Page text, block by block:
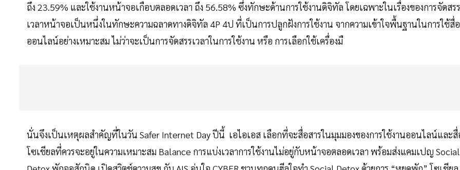
ถึง 23.59% และใช้งานหน้าจอเกือบตลอดเวลา ถึง 56.58% ซึ่งทักษะด้านการใช้งานดิจิทัล โดยเฉพาะในเรื่องของการจัดสรร
เวลาหน้าจอเป็นหนึ่งในทักษะความฉลาดทางดิจิทัล 4P 4ป ที่เป็นการปลูกฝังการใช้งาน จากความเข้าใจพื้นฐานในการใช้สื่อ
ออนไลน์อย่างเหมาะสม ไม่ว่าจะเป็นการจัดสรรเวลาในการใช้งาน หรือ การเลือกใช้เครื่องมื
นั่นจึงเป็นเหตุผลสำคัญที่ในวัน Safer Internet Day ปีนี้ เอไอเอส เลือกที่จะสื่อสารในมุมมองของการใช้งานออนไลน์และ
โซเชียลที่ควรจะอยู่ในความเหมาะสม Balance การแบ่งเวลาการใช้งานไม่อยู่กับหน้าจอตลอดเวลา พร้อมส่งแคมเปญ Social